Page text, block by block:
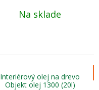
Na sklade
Interiérový olej na drevo
Objekt olej 1300 (20l)